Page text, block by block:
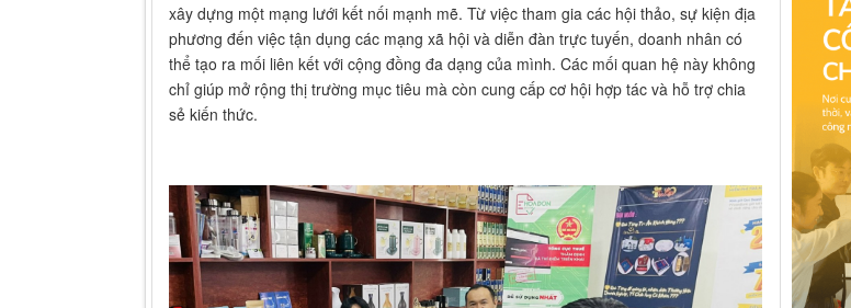
xây dựng một mạng lưới kết nối mạnh mẽ. Từ việc tham gia các hội thảo, sự kiện địa
phương đến việc tận dụng các mạng xã hội và diễn đàn trực tuyến, doanh nhân có
thể tạo ra mối liên kết với cộng đồng đa dạng của mình. Các mối quan hệ này không
chỉ giúp mở rộng thị trường mục tiêu mà còn cung cấp cơ hội hợp tác và hỗ trợ chia
sẻ kiến thức.